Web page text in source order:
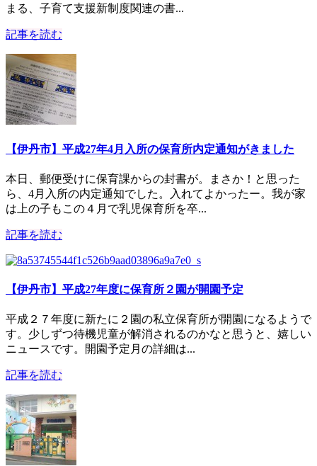
まる、子育て支援新制度関連の書...
記事を読む
【伊丹市】平成27年4月入所の保育所内定通知がきました
本日、郵便受けに保育課からの封書が。まさか！と思った
ら、4月入所の内定通知でした。入れてよかったー。我が家
は上の子もこの４月で乳児保育所を卒...
記事を読む
【伊丹市】平成27年度に保育所２園が開園予定
平成２７年度に新たに２園の私立保育所が開園になるようで
す。少しずつ待機児童が解消されるのかなと思うと、嬉しい
ニュースです。開園予定月の詳細は...
記事を読む